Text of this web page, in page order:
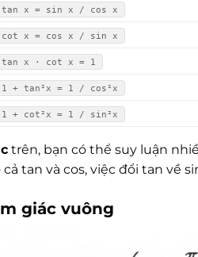
tan x = sin x / cos x
cot x = cos x / sin x
tan x · cot x = 1
1 + tan²x = 1 / cos²x
1 + cot²x = 1 / sin²x
trên, bạn có thể suy luận
tan và cos, việc đổi tan về
giác vuông